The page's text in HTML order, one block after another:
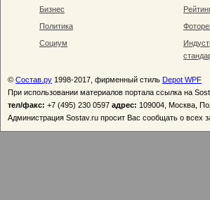
Бизнес
Политика
Социум
© Состав.ру 1998-2017, фирменный стиль Depot WPF
При использовании материалов портала ссылка на
тел/факс: +7 (495) 230 0597 адрес: 109004, Москва,
Администрация Sostav.ru просит Вас сообщать о всех